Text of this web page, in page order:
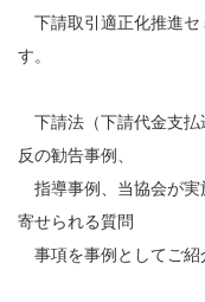
下請取引適正化推進
す。
下請法（下請代金支払
反の勧告事例、
指導事例、当協会が実
寄せられる質問
事項を事例としてご紹